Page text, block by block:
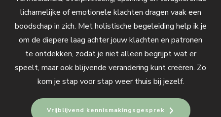
lichamelijke of emotionele klachten dragen vaak een
boodschap in zich. Met holistische begeleiding help ik je
om de diepere laag achter jouw klachten en patronen
te ontdekken, zodat je niet alleen begrijpt wat er
speelt, maar ook blijvende verandering kunt creëren. Zo
kom je stap voor stap weer thuis bij jezelf.
Vrijblijvend kennismakingsgesprek